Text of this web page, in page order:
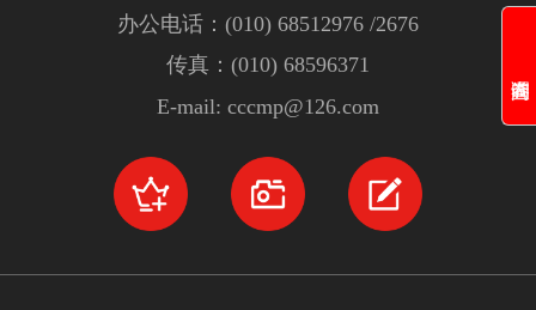
办公电话：(010) 68512976 /2676
传真：(010) 68596371
E-mail: cccmp@126.com